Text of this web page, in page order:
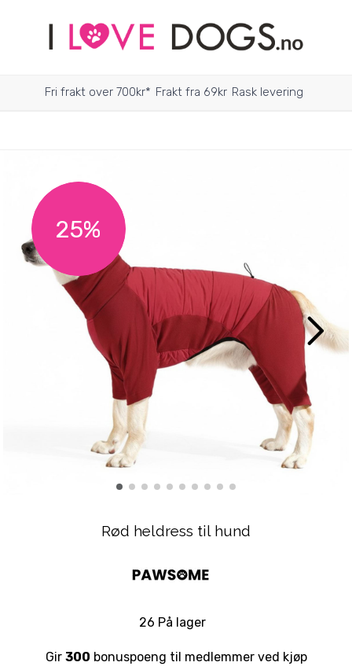
Fri frakt over 700kr* Frakt fra 69kr Rask levering
25%
Rød heldress til hund
26 På lager
Gir 300 bonuspoeng til medlemmer ved kjøp